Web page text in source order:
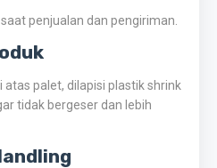
penjualan dan pengiriman.
palet, dilapisi plastik shrink
tidak bergeser dan lebih